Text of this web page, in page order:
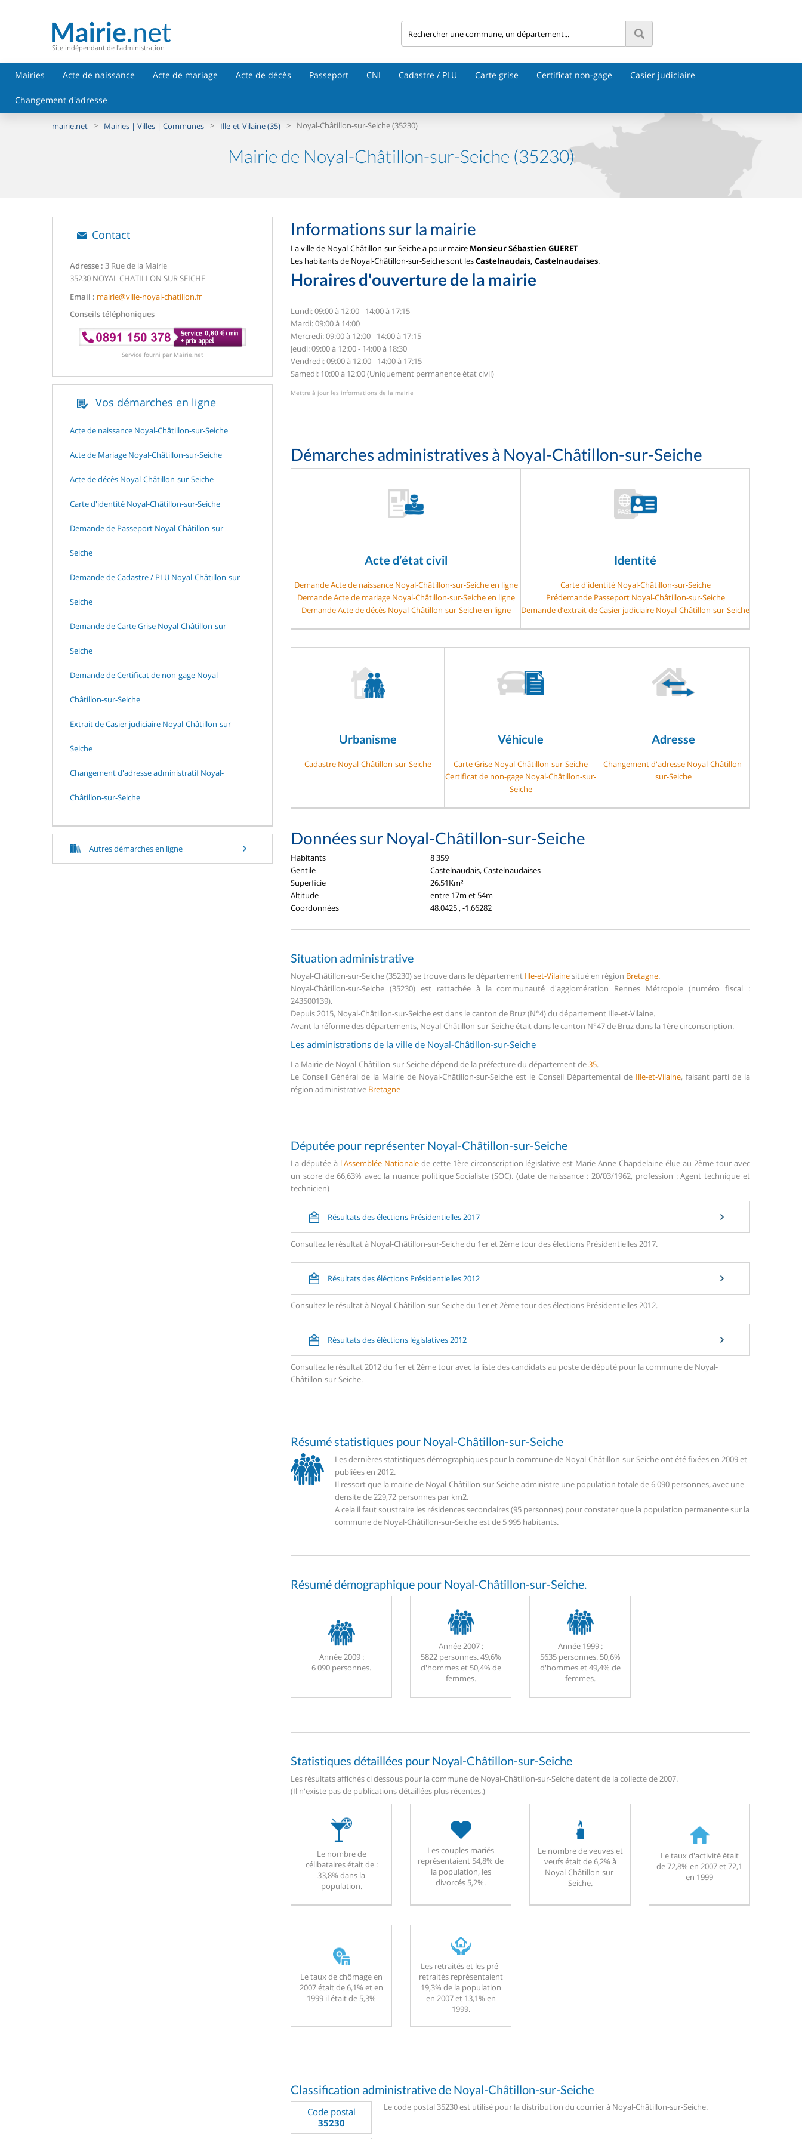
Site indépendant de l'administration
Mairies Acte de naissance Acte de mariage Acte de décès Passeport CNI Cadastre / PLU Carte grise Certificat non-gage Casier judiciaire
Changement d'adresse
mairie.net > Mairies | Villes | Communes > Ille-et-Vilaine (35) > Noyal-Châtillon-sur-Seiche (35230)
Mairie de Noyal-Châtillon-sur-Seiche (35230)
Contact
Adresse : 3 Rue de la Mairie
35230 NOYAL CHATILLON SUR SEICHE
Email : mairie@ville-noyal-chatillon.fr
Conseils téléphoniques
Service fourni par Mairie.net
Vos démarches en ligne
Acte de naissance Noyal-Châtillon-sur-Seiche
Acte de Mariage Noyal-Châtillon-sur-Seiche
Acte de décès Noyal-Châtillon-sur-Seiche
Carte d'identité Noyal-Châtillon-sur-Seiche
Demande de Passeport Noyal-Châtillon-sur-
Seiche
Demande de Cadastre / PLU Noyal-Châtillon-sur-
Seiche
Demande de Carte Grise Noyal-Châtillon-sur-
Seiche
Demande de Certificat de non-gage Noyal-
Châtillon-sur-Seiche
Extrait de Casier judiciaire Noyal-Châtillon-sur-
Seiche
Changement d'adresse administratif Noyal-
Châtillon-sur-Seiche
Autres démarches en ligne
Informations sur la mairie
La ville de Noyal-Châtillon-sur-Seiche a pour maire Monsieur Sébastien GUERET
Les habitants de Noyal-Châtillon-sur-Seiche sont lesCastelnaudais, Castelnaudaises.
Horaires d'ouverture de la mairie
Lundi: 09:00 à 12:00 - 14:00 à 17:15
Mardi: 09:00 à 14:00
Mercredi: 09:00 à 12:00 - 14:00 à 17:15
Jeudi: 09:00 à 12:00 - 14:00 à 18:30
Vendredi: 09:00 à 12:00 - 14:00 à 17:15
Samedi: 10:00 à 12:00 (Uniquement permanence état civil)
Mettre à jour les informations de la mairie
Démarches administratives à Noyal-Châtillon-sur-Seiche
Acte d’état civil
Demande Acte de naissance Noyal-Châtillon-sur-Seiche en ligne
Demande Acte de mariage Noyal-Châtillon-sur-Seiche en ligne
Demande Acte de décès Noyal-Châtillon-sur-Seiche en ligne
Identité
Carte d'identité Noyal-Châtillon-sur-Seiche
Prédemande Passeport Noyal-Châtillon-sur-Seiche
Demande d’extrait de Casier judiciaire Noyal-Châtillon-sur-Seiche
Urbanisme
Cadastre Noyal-Châtillon-sur-Seiche
Véhicule
Carte Grise Noyal-Châtillon-sur-Seiche
Certificat de non-gage Noyal-Châtillon-sur-
Seiche
Adresse
Changement d'adresse Noyal-Châtillon-
sur-Seiche
Données sur Noyal-Châtillon-sur-Seiche
Habitants
8 359
Gentile
Castelnaudais, Castelnaudaises
Superficie
26.51Km²
Altitude
entre 17m et 54m
Coordonnées
48.0425 , -1.66282
Situation administrative
Noyal-Châtillon-sur-Seiche (35230) se trouve dans le département Ille-et-Vilainesitué en région Bretagne.
Noyal-Châtillon-sur-Seiche (35230) est rattachée à la communauté d'agglomération Rennes Métropole (numéro fiscal :
243500139).
Depuis 2015, Noyal-Châtillon-sur-Seiche est dans le canton de Bruz (N°4) du département Ille-et-Vilaine.
Avant la réforme des départements, Noyal-Châtillon-sur-Seiche était dans le canton N°47 de Bruz dans la 1ère circonscription.
Les administrations de la ville de Noyal-Châtillon-sur-Seiche
La Mairie de Noyal-Châtillon-sur-Seiche dépend de la préfecture du département de35.
Le Conseil Général de la Mairie de Noyal-Châtillon-sur-Seiche est le Conseil Départemental de Ille-et-Vilaine, faisant parti de la
région administrative Bretagne
Députée pour représenter Noyal-Châtillon-sur-Seiche
La députée à l'Assemblée Nationalede cette 1ère circonscription législative est Marie-Anne Chapdelaine élue au 2ème tour avec
un score de 66,63% avec la nuance politique Socialiste (SOC). (date de naissance : 20/03/1962, profession : Agent technique et
technicien)
Résultats des élections Présidentielles 2017
Consultez le résultat à Noyal-Châtillon-sur-Seiche du 1er et 2ème tour des élections Présidentielles 2017.
Résultats des éléctions Présidentielles 2012
Consultez le résultat à Noyal-Châtillon-sur-Seiche du 1er et 2ème tour des élections Présidentielles 2012.
Résultats des éléctions législatives 2012
Consultez le résultat 2012 du 1er et 2ème tour avec la liste des candidats au poste de député pour la commune de Noyal-
Châtillon-sur-Seiche.
Résumé statistiques pour Noyal-Châtillon-sur-Seiche
Les dernières statistiques démographiques pour la commune de Noyal-Châtillon-sur-Seiche ont été fixées en 2009 et
publiées en 2012.
Il ressort que la mairie de Noyal-Châtillon-sur-Seiche administre une population totale de 6 090 personnes, avec une
densite de 229,72 personnes par km2.
A cela il faut soustraire les résidences secondaires (95 personnes) pour constater que la population permanente sur la
commune de Noyal-Châtillon-sur-Seiche est de 5 995 habitants.
Résumé démographique pour Noyal-Châtillon-sur-Seiche.
Année 2009 :
6 090 personnes.
Année 2007 :
5822 personnes. 49,6%
d'hommes et 50,4% de
femmes.
Année 1999 :
5635 personnes. 50,6%
d'hommes et 49,4% de
femmes.
Statistiques détaillées pour Noyal-Châtillon-sur-Seiche
Les résultats affichés ci dessous pour la commune de Noyal-Châtillon-sur-Seiche datent de la collecte de 2007.
(Il n'existe pas de publications détaillées plus récentes.)
Le nombre de
célibataires était de :
33,8% dans la
population.
Les couples mariés
représentaient 54,8% de
la population, les
divorcés 5,2%.
Le nombre de veuves et
veufs était de 6,2% à
Noyal-Châtillon-sur-
Seiche.
Le taux d'activité était
de 72,8% en 2007 et 72,1
en 1999
Le taux de chômage en
2007 était de 6,1% et en
1999 il était de 5,3%
Les retraités et les pré-
retraités représentaient
19,3% de la population
en 2007 et 13,1% en
1999.
Classification administrative de Noyal-Châtillon-sur-Seiche
Code postal
35230
Le code postal 35230 est utilisé pour la distribution du courrier à Noyal-Châtillon-sur-Seiche.